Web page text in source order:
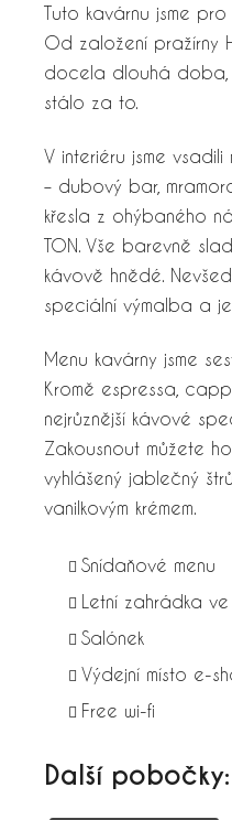
Tuto kavárnu jsme
Od založení pražírny
docela dlouhá doba,
stálo za to.
V interiéru jsme
– dubový bar,
křesla z ohýbaného
TON. Vše barevně
kávově hnědé.
speciální výmalba a
Menu kavárny jsme
Kromě espressa,
nejrůznější kávové
Zakousnout můžete
vyhlášený jablečný
vanilkovým krémem.
Snídaňové menu
Letní zahrádka
Salónek
Výdejní místo e-
Free wi-fi
Další pobočky: